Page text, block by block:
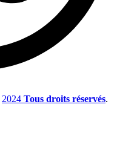
2024 Tous droits réservés.